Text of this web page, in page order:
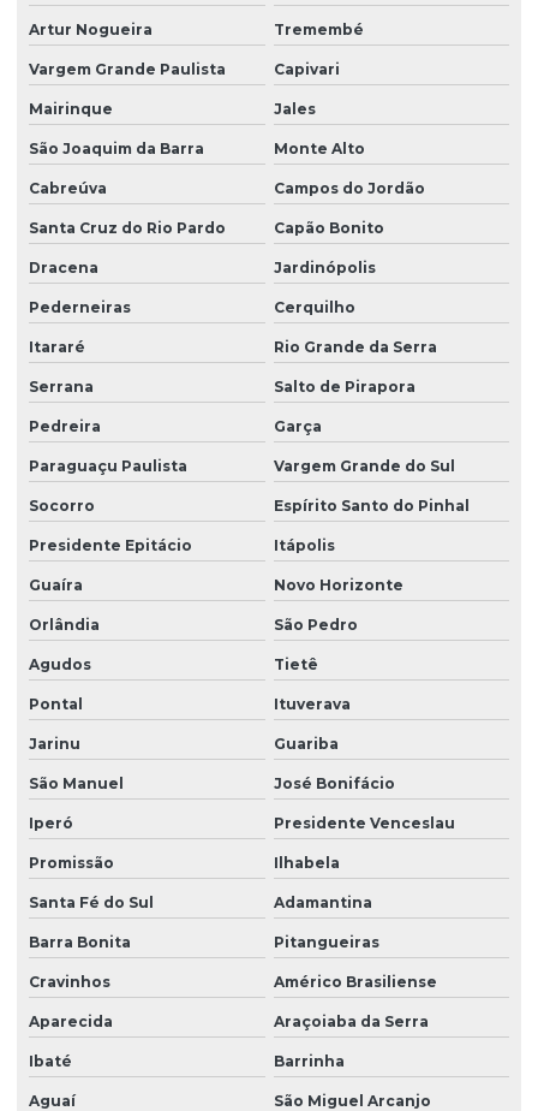
Limpeza predial terceirizada
Limpeza profissional em empresas
Limpeza profissional de piso
Limpeza profissional de pisos
Limpeza profissional pós obra
Limpeza profissional de vidros
Limpeza terceirizada
Limpeza de vidro predial
Limpeza de vidros em altura
Limpeza de vidros externos
Limpeza de vidros e fachadas
Limpeza de vidros preço
Limpeza de vidros em prédios
Limpeza de vidros profissional
Manutenção elétrica predial
Manutenção predial facilities
Melhores empresas de portaria virtual
Orçamento de limpeza de fachada
Portaria de condomínio automatizada
Portaria eletrônica
Portaria eletrônica condomínio
Artur Nogueira Tremembé
Vargem Grande Paulista Capivari
Mairinque Jales
São Joaquim da Barra Monte Alto
Cabreúva Campos do Jordão
Santa Cruz do Rio Pardo Capão Bonito
Dracena Jardinópolis
Pederneiras Cerquilho
Itararé Rio Grande da Serra
Serrana Salto de Pirapora
Pedreira Garça
Paraguaçu Paulista Vargem Grande do Sul
Socorro Espírito Santo do Pinhal
Presidente Epitácio Itápolis
Guaíra Novo Horizonte
Orlândia São Pedro
Agudos Tietê
Pontal Ituverava
Jarinu Guariba
São Manuel José Bonifácio
Iperó Presidente Venceslau
Promissão Ilhabela
Santa Fé do Sul Adamantina
Barra Bonita Pitangueiras
Cravinhos Américo Brasiliense
Aparecida Araçoiaba da Serra
Ibaté Barrinha
Aguaí São Miguel Arcanjo